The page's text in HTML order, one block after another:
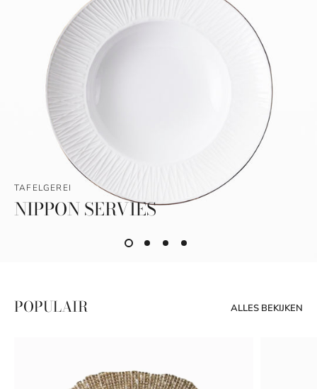
TAFELGEREI
NIPPON SERVIES
POPULAIR ALLES BEKIJKEN